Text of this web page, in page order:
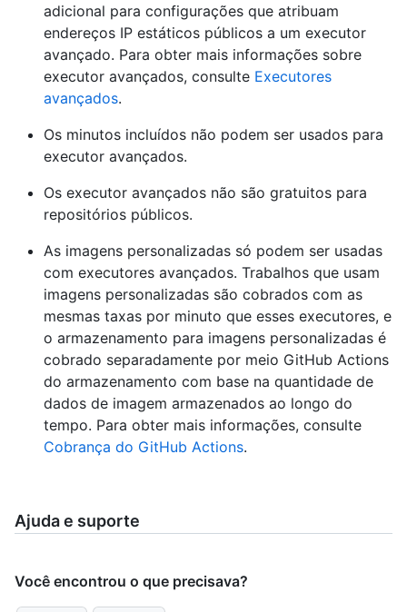
adicional para configurações que atribuam
endereços IP estáticos públicos a um executor
avançado. Para obter mais informações sobre
executor avançados, consulte Executores
avançados.
Os minutos incluídos não podem ser usados para
executor avançados.
Os executor avançados não são gratuitos para
repositórios públicos.
As imagens personalizadas só podem ser usadas
com executores avançados. Trabalhos que usam
imagens personalizadas são cobrados com as
mesmas taxas por minuto que esses executores, e
o armazenamento para imagens personalizadas é
cobrado separadamente por meio GitHub Actions
do armazenamento com base na quantidade de
dados de imagem armazenados ao longo do
tempo. Para obter mais informações, consulte
Cobrança do GitHub Actions.
Ajuda e suporte
Você encontrou o que precisava?